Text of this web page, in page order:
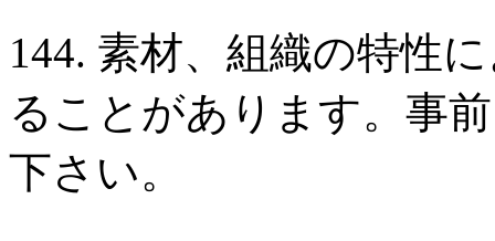
144. 素材、組織の特性
ることがあります。事
下さい。